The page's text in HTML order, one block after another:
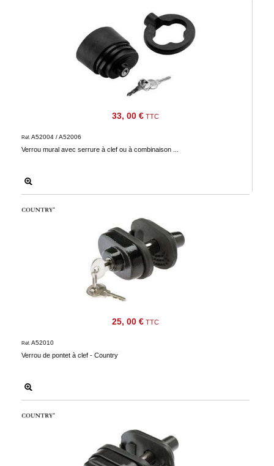
33, 00 € TTC
Verrou mural avec serrure à clef ou à combinaison ...
Réf. A52004 / A52006
25, 00 € TTC
Verrou de pontet à clef - Country
Réf. A52010